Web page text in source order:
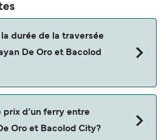
durée de la traversée
De Oro et Bacolod
d'environ 15 heures. La durée des
d'une saison à l'autre. Nous
prix d’un ferry entre
Oro et Bacolod City?